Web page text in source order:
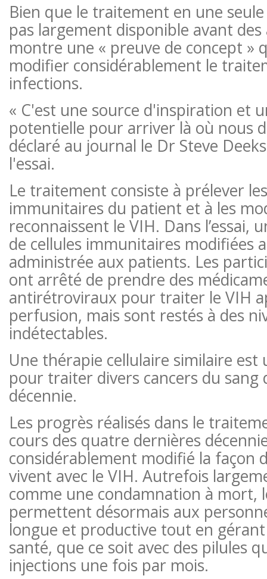
Bien que le traitement en une
pas largement disponible avant des
montre une « preuve de concept »
modifier considérablement le
infections.
« C'est une source d'inspiration et
potentielle pour arriver là où nous
déclaré au journal le Dr Steve
l'essai.
Le traitement consiste à prélever
immunitaires du patient et à les
reconnaissent le VIH. Dans l’essai,
de cellules immunitaires modifiées
administrée aux patients. Les
ont arrêté de prendre des
antirétroviraux pour traiter le VIH
perfusion, mais sont restés à des
indétectables.
Une thérapie cellulaire similaire est
pour traiter divers cancers du sang
décennie.
Les progrès réalisés dans le
cours des quatre dernières
considérablement modifié la façon
vivent avec le VIH. Autrefois
comme une condamnation à mort,
permettent désormais aux
longue et productive tout en
santé, que ce soit avec des pilules
injections une fois par mois.